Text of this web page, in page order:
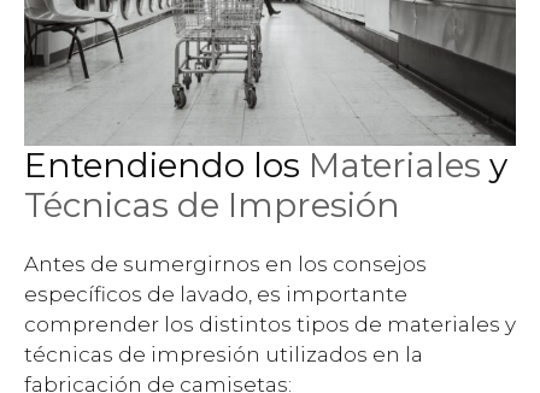
Entendiendo los Materiales y
Técnicas de Impresión
Antes de sumergirnos en los consejos
específicos de lavado, es importante
comprender los distintos tipos de materiales y
técnicas de impresión utilizados en la
fabricación de camisetas: